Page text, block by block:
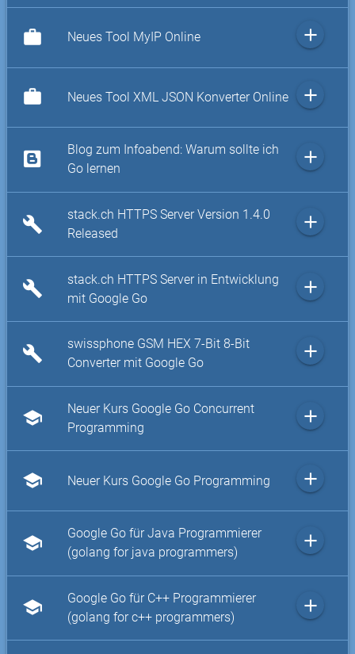
work Neues Tool MyIP Online add
work Neues Tool XML JSON Konverter Online add
Blog zum Infoabend: Warum sollte ich
Go lernen
add
build
stack.ch HTTPS Server Version 1.4.0
Released
add
build
stack.ch HTTPS Server in Entwicklung
mit Google Go
add
build
swissphone GSM HEX 7-Bit 8-Bit
Converter mit Google Go
add
school
Neuer Kurs Google Go Concurrent
Programming
add
school Neuer Kurs Google Go Programming add
school
Google Go für Java Programmierer
(golang for java programmers)
add
school
Google Go für C++ Programmierer
(golang for c++ programmers)
add